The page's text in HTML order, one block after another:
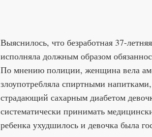
Выяснилось, что безработная 37-
исполняла должным образом
По мнению полиции, женщина вела
злоупотребляла спиртными
страдающий сахарным диабетом
систематически принимать
ребенка ухудшилось и девочка была